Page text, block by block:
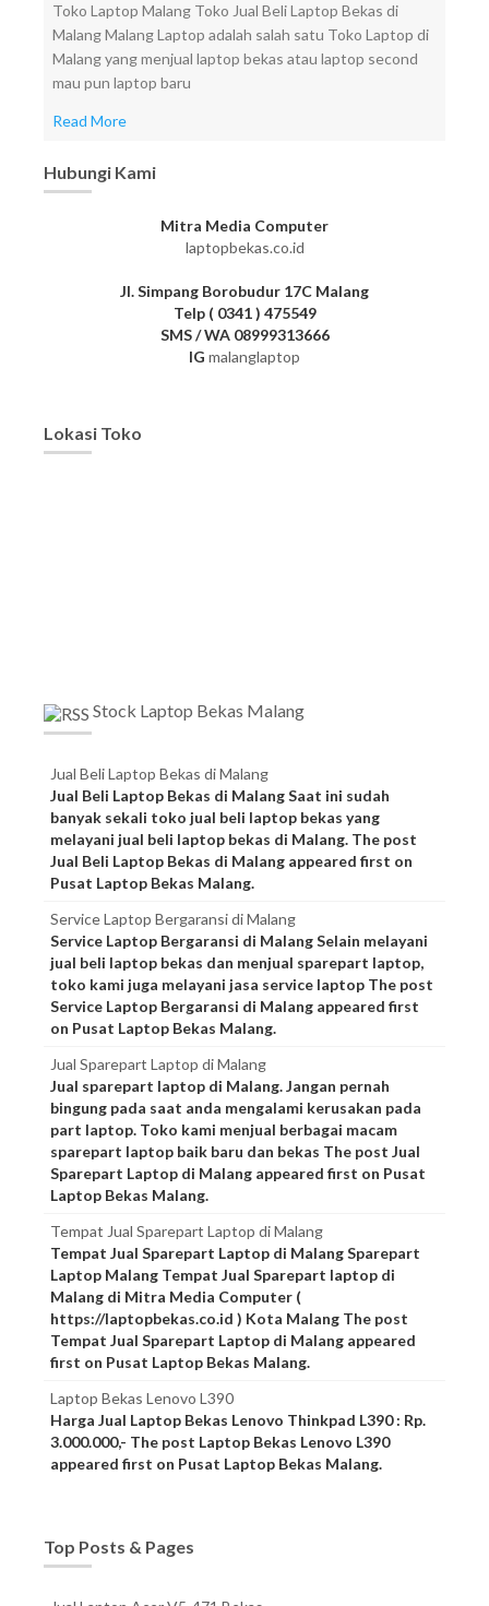
Toko Laptop Malang Toko Jual Beli Laptop Bekas di
Malang Malang Laptop adalah salah satu Toko Laptop di
Malang yang menjual laptop bekas atau laptop second
mau pun laptop baru
Read More
Hubungi Kami
Mitra Media Computer
laptopbekas.co.id
Jl. Simpang Borobudur 17C Malang
Telp ( 0341 ) 475549
SMS / WA 08999313666
IG malanglaptop
Lokasi Toko
Stock Laptop Bekas Malang
Jual Beli Laptop Bekas di Malang
Jual Beli Laptop Bekas di Malang Saat ini sudah
banyak sekali toko jual beli laptop bekas yang
melayani jual beli laptop bekas di Malang. The post
Jual Beli Laptop Bekas di Malang appeared first on
Pusat Laptop Bekas Malang.
Service Laptop Bergaransi di Malang
Service Laptop Bergaransi di Malang Selain melayani
jual beli laptop bekas dan menjual sparepart laptop,
toko kami juga melayani jasa service laptop The post
Service Laptop Bergaransi di Malang appeared first
on Pusat Laptop Bekas Malang.
Jual Sparepart Laptop di Malang
Jual sparepart laptop di Malang. Jangan pernah
bingung pada saat anda mengalami kerusakan pada
part laptop. Toko kami menjual berbagai macam
sparepart laptop baik baru dan bekas The post Jual
Sparepart Laptop di Malang appeared first on Pusat
Laptop Bekas Malang.
Tempat Jual Sparepart Laptop di Malang
Tempat Jual Sparepart Laptop di Malang Sparepart
Laptop Malang Tempat Jual Sparepart laptop di
Malang di Mitra Media Computer (
https://laptopbekas.co.id ) Kota Malang The post
Tempat Jual Sparepart Laptop di Malang appeared
first on Pusat Laptop Bekas Malang.
Laptop Bekas Lenovo L390
Harga Jual Laptop Bekas Lenovo Thinkpad L390 : Rp.
3.000.000,- The post Laptop Bekas Lenovo L390
appeared first on Pusat Laptop Bekas Malang.
Top Posts & Pages